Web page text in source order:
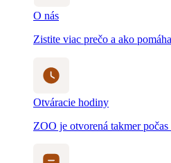
O nás
Zistite viac prečo a ako
Otváracie hodiny
ZOO je otvorená takmer počas